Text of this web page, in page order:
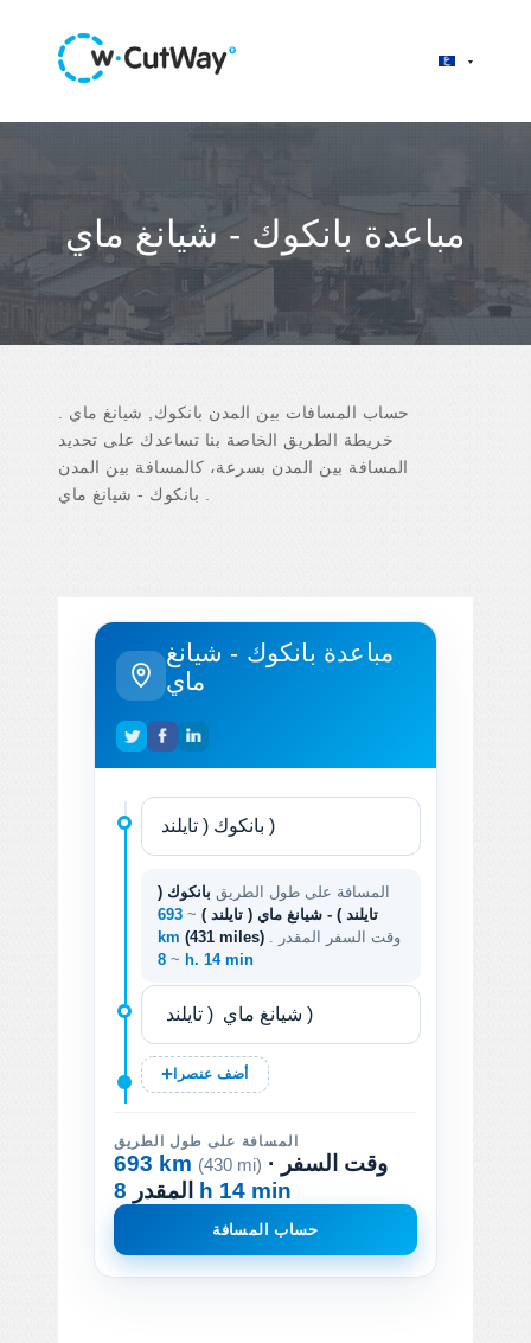
مباعدة بانكوك - شيانغ ماي
حساب المسافات بين المدن بانكوك, شيانغ ماي .
خريطة الطريق الخاصة بنا تساعدك على تحديد
المسافة بين المدن بسرعة، كالمسافة بين المدن
مباعدة بانكوك - شيانغ
ماي
المسافة على طول الطريق بانكوك (
تايلند ) - شيانغ ماي ( تايلند ) ~
693
km (431 miles)
~ 8 h. 14 min
أضف عنصرا
المسافة على طول الطريق
693 km (430 mi) · وقت السفر
المقدر 8 h 14 min
حساب المسافة